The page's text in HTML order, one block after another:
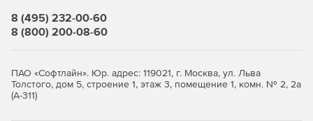
Возможность использования в проектах любых
Самые широкие возможности стоимостного и
8 (495) 232-00-60
8 (800) 200-08-60
ПАО «Софтлайн». Юр. адрес: 119021, г. Москва, ул. Льва
Толстого, дом 5, строение 1, этаж 3, помещение 1, комн. № 2, 2а
(А-311)